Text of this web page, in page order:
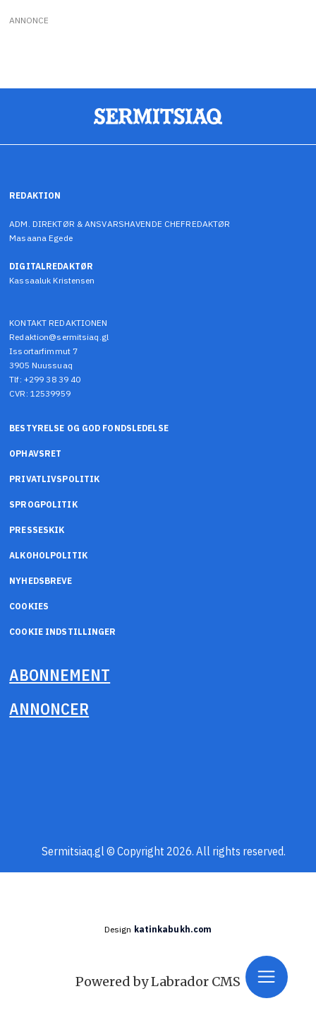
ANNONCE
REDAKTION
ADM. DIREKTØR & ANSVARSHAVENDE CHEFREDAKTØR
Masaana Egede
DIGITALREDAKTØR
Kassaaluk Kristensen
KONTAKT REDAKTIONEN
Redaktion@sermitsiaq.gl
Issortarfimmut 7
3905 Nuussuaq
Tlf: +299 38 39 40
CVR: 12539959
BESTYRELSE OG GOD FONDSLEDELSE
OPHAVSRET
PRIVATLIVSPOLITIK
SPROGPOLITIK
PRESSESKIK
ALKOHOLPOLITIK
NYHEDSBREVE
COOKIES
COOKIE INDSTILLINGER
ABONNEMENT
ANNONCER
Sermitsiaq.gl © Copyright 2026. All rights reserved.
Design katinkabukh.com
Powered by Labrador CMS